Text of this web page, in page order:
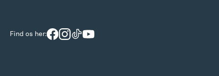
Find os her: